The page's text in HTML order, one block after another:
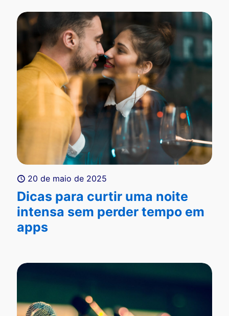
20 de maio de 2025
Dicas para curtir uma noite
intensa sem perder tempo em
apps